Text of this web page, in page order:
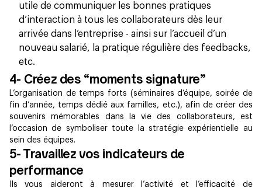
utile de communiquer les bonnes pratiques
d’interaction à tous les collaborateurs dès leur
arrivée dans l’entreprise - ainsi sur l’accueil d’un
nouveau salarié, la pratique régulière des feedbacks,
etc.
4- Créez des “moments signature”
L’organisation de temps forts (séminaires d’équipe, soirée de
fin d’année, temps dédié aux familles, etc.), afin de créer des
souvenirs mémorables dans la vie des collaborateurs, est
l’occasion de symboliser toute la stratégie expérientielle au
sein des équipes.
5- Travaillez vos indicateurs de
performance
Ils vous aideront à mesurer l’activité et l’efficacité de